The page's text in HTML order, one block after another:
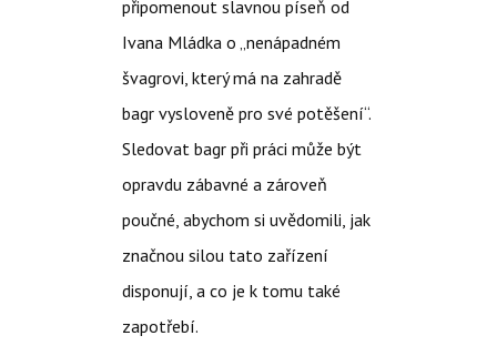
připomenout slavnou píseň od
Ivana Mládka o „nenápadném
švagrovi, který má na zahradě
bagr vysloveně pro své potěšení“.
Sledovat bagr při práci může být
opravdu zábavné a zároveň
poučné, abychom si uvědomili, jak
značnou silou tato zařízení
disponují, a co je k tomu také
zapotřebí.